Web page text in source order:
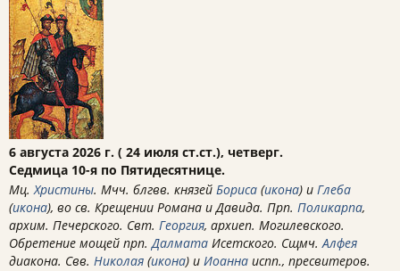
6 августа 2026 г. ( 24 июля ст.ст.), четверг.
Седмица 10-я по Пятидесятнице.
Мц.Христины. Мчч. блгвв. князей Бориса (икона) и Глеба
(икона), во св. Крещении Романа и Давида. Прп. Поликарпа,
архим. Печерского. Свт. Георгия, архиеп. Могилевского.
Обретение мощей прп.Далмата Исетского. Сщмч.Алфея
диакона. Свв. Николая (икона) и Иоанна испп., пресвитеров.